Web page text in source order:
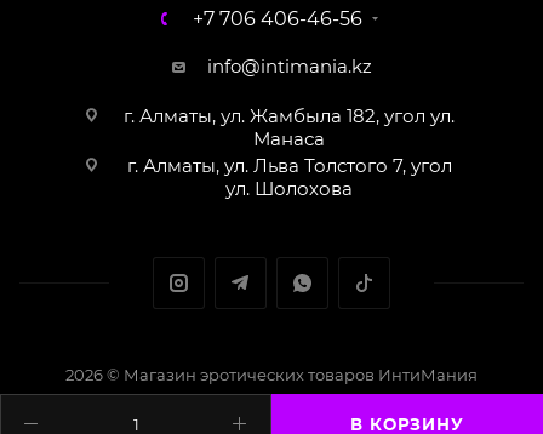
В КОРЗИНУ
+7 706 406-46-56
info@intimania.kz
г. Алматы, ул. Жамбыла 182, угол ул.
Манаса
г. Алматы, ул. Льва Толстого 7, угол
ул. Шолохова
2026 © Магазин эротических товаров ИнтиМания
Создание сайта - Кайрат Алматов